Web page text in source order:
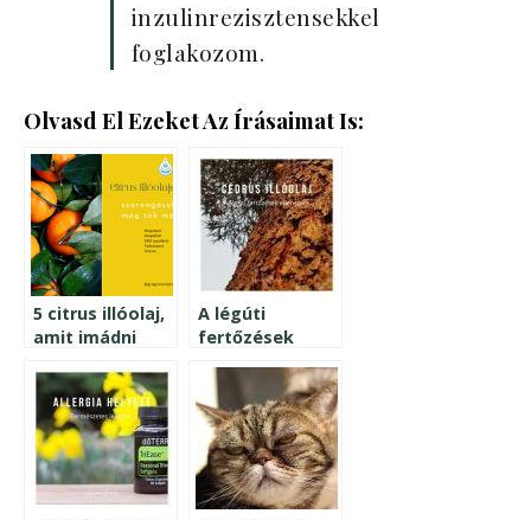
inzulinrezisztensekkel
foglakozom.
Olvasd El Ezeket Az Írásaimat Is:
5 citrus illóolaj,
amit imádni
A légúti
fertőzések